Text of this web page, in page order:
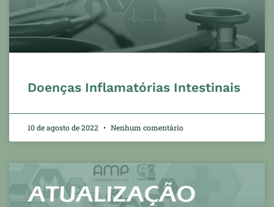
Doenças Inflamatórias Intestinais
10 de agosto de 2022 Nenhum comentário